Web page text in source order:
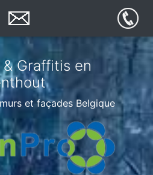
Graffitis en
et façades Belgique